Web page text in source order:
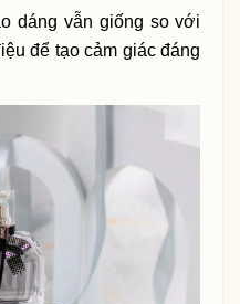
dáng vẫn giống so với
để tạo cảm giác đáng